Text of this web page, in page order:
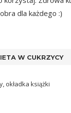
dla każdego :)
W CUKRZYCY